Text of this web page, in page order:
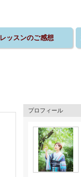
レッスンのご感想
プロフィール